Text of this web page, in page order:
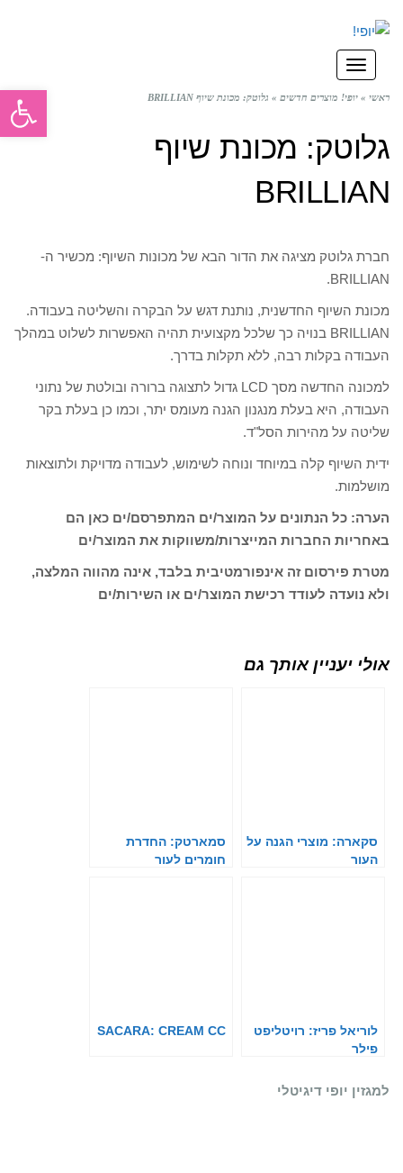
תפריט
ראשי » יופי! מוצרים חדשים » גלוטק: מכונת שיוף BRILLIAN
גלוטק: מכונת שיוף
BRILLIAN
חברת גלוטק מציגה את הדור הבא של מכונות השיוף: מכשיר ה-
BRILLIAN.
מכונת השיוף החדשנית, נותנת דגש על הבקרה והשליטה בעבודה.
BRILLIAN בנויה כך שלכל מקצועית תהיה האפשרות לשלוט במהלך
העבודה בקלות רבה, ללא תקלות בדרך.
למכונה החדשה מסך LCD גדול לתצוגה ברורה ובולטת של נתוני
העבודה, היא בעלת מנגנון הגנה מעומס יתר, וכמו כן בעלת בקר
שליטה על מהירות הסל"ד.
ידית השיוף קלה במיוחד ונוחה לשימוש, לעבודה מדויקת ולתוצאות
מושלמות.
הערה: כל הנתונים על המוצר/ים המתפרסם/ים כאן הם
באחריות החברות המייצרות/משווקות את המוצר/ים
מטרת פירסום זה אינפורמטיבית בלבד, אינה מהווה המלצה,
ולא נועדה לעודד רכישת המוצר/ים או השירות/ים
אולי יעניין אותך גם
סקארה: מוצרי הגנה על
העור
סמארטק: החדרת
חומרים לעור
לוריאל פריז: רויטליפט
פילר
SACARA: CREAM CC
למגזין יופי דיגיטלי
פתח